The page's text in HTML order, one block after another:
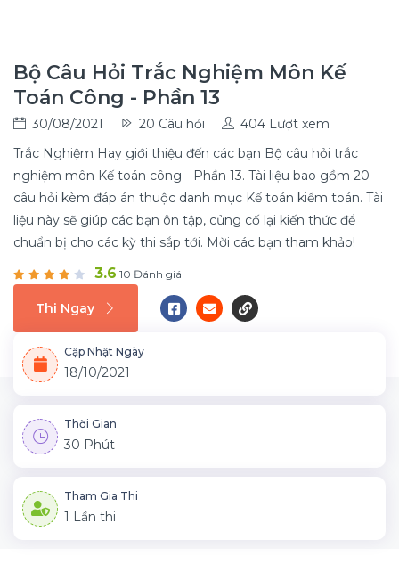
Bộ Câu Hỏi Trắc Nghiệm Môn Kế
Toán Công - Phần 13
30/08/2021 20 Câu hỏi
404 Lượt xem
Trắc Nghiệm Hay giới thiệu đến các bạn Bộ câu hỏi trắc
nghiệm môn Kế toán công - Phần 13. Tài liệu bao gồm 20
câu hỏi kèm đáp án thuộc danh mục Kế toán kiểm toán. Tài
liệu này sẽ giúp các bạn ôn tập, củng cố lại kiến thức để
chuẩn bị cho các kỳ thi sắp tới. Mời các bạn tham khảo!
3.6 10 Đánh giá
Thi Ngay
Cập Nhật Ngày
18/10/2021
Thời Gian
30 Phút
Tham Gia Thi
1 Lần thi